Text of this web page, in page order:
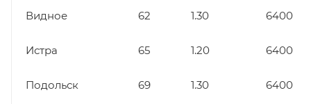
Видное 62 1.30 6400
Истра 65 1.20 6400
Подольск 69 1.30 6400